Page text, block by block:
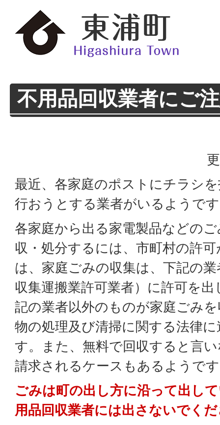
不用品回収業者にご
最近、各家庭のポストにチラシ
行おうとする業者がいるようで
各家庭から出る家電製品などの
収・処分するには、市町村の許
は、家庭ごみの収集は、下記の
収集運搬業許可業者）に許可を
記の業者以外のものが家庭ごみ
物の処理及び清掃に関する法律
す。また、無料で回収すると言
請求されるケースもあるようで
ごみは町の出し方に沿って出し
用品回収業者には出さないでく